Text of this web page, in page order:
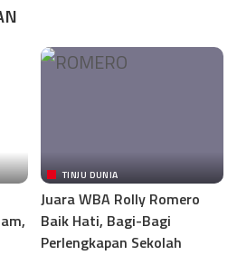
TINJU DUNIA
Juara WBA Rolly Romero
Baik Hati, Bagi-Bagi
Perlengkapan Sekolah